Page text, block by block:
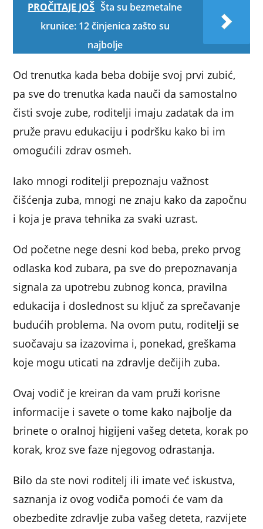
PROČITAJE JOŠ Šta su bezmetalne
krunice: 12 činjenica zašto su
najbolje
Od trenutka kada beba dobije svoj prvi zubić,
pa sve do trenutka kada nauči da samostalno
čisti svoje zube, roditelji imaju zadatak da im
pruže pravu edukaciju i podršku kako bi im
omogućili zdrav osmeh.
Iako mnogi roditelji prepoznaju važnost
čišćenja zuba, mnogi ne znaju kako da započnu
i koja je prava tehnika za svaki uzrast.
Od početne nege desni kod beba, preko prvog
odlaska kod zubara, pa sve do prepoznavanja
signala za upotrebu zubnog konca, pravilna
edukacija i doslednost su ključ za sprečavanje
budućih problema. Na ovom putu, roditelji se
suočavaju sa izazovima i, ponekad, greškama
koje mogu uticati na zdravlje dečijih zuba.
Ovaj vodič je kreiran da vam pruži korisne
informacije i savete o tome kako najbolje da
brinete o oralnoj higijeni vašeg deteta, korak po
korak, kroz sve faze njegovog odrastanja.
Bilo da ste novi roditelj ili imate već iskustva,
saznanja iz ovog vodiča pomoći će vam da
obezbedite zdravlje zuba vašeg deteta, razvijete